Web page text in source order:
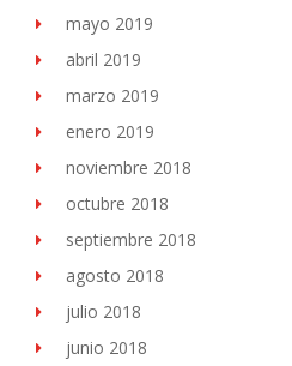
mayo 2019
abril 2019
marzo 2019
enero 2019
noviembre 2018
octubre 2018
septiembre 2018
agosto 2018
julio 2018
junio 2018